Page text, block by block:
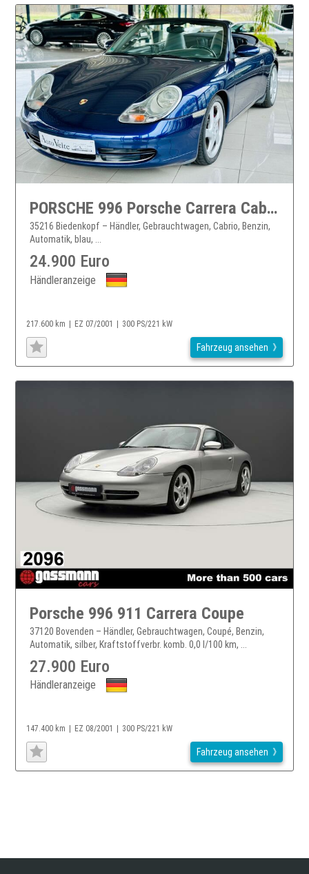
PORSCHE 996 Porsche Carrera Cabriolet
35216 Biedenkopf – Händler, Gebrauchtwagen, Cabrio, Benzin,
Automatik, blau, ...
24.900 Euro
Händleranzeige
217.600 km EZ 07/2001 300 PS/221 kW
Fahrzeug ansehen
Porsche 996 911 Carrera Coupe
37120 Bovenden – Händler, Gebrauchtwagen, Coupé, Benzin,
Automatik, silber, Kraftstoffverbr. komb. 0,0 l/100 km, ...
27.900 Euro
Händleranzeige
147.400 km EZ 08/2001 300 PS/221 kW
Fahrzeug ansehen